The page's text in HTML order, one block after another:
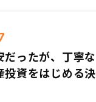
だったが、丁寧な
投資をはじめる決